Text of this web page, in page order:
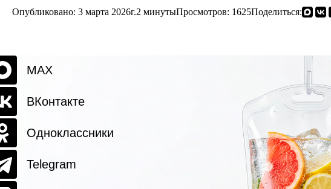
Опубликовано: 3 марта 2026г.2 минутыПросмотров: 1625Поделиться:
MAX
ВКонтакте
Одноклассники
Telegram